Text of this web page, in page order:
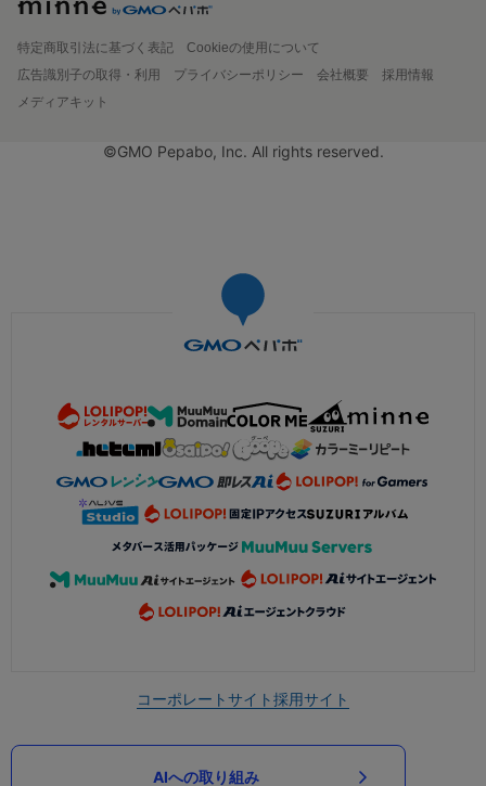
特定商取引法に基づく表記
Cookieの使用について
広告識別子の取得・利用
プライバシーポリシー 会社概要
採用情報
メディアキット
©GMO Pepabo, Inc. All rights reserved.
コーポレートサイト採用サイト
AIへの取り組み